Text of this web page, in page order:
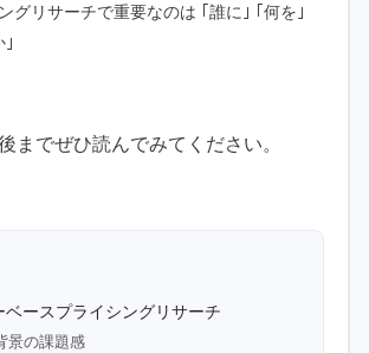
グリサーチで重要なのは ｢誰に｣ ｢何を｣
｣
までぜひ読んでみてください。
ベースプライシングリサーチ
景の課題感